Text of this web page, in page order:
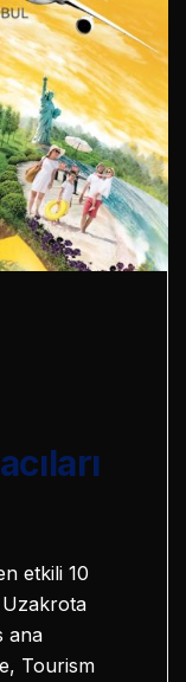
etkili 10
ana
Tourism